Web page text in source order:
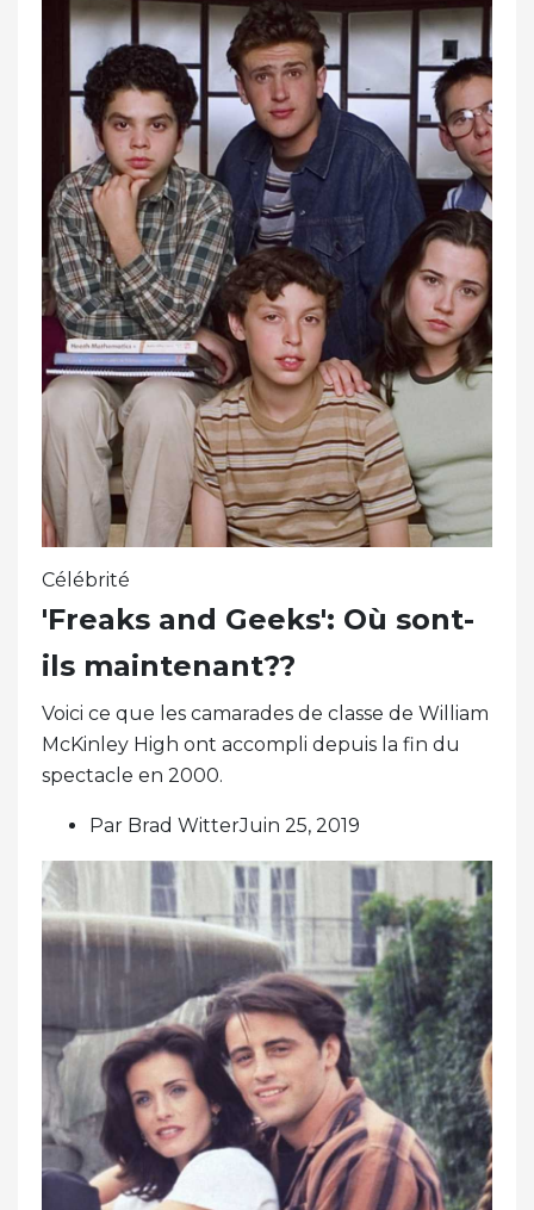
Célébrité
'Freaks and Geeks': Où sont-
ils maintenant??
Voici ce que les camarades de classe de William
McKinley High ont accompli depuis la fin du
spectacle en 2000.
Par Brad WitterJuin 25, 2019